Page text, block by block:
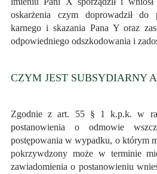
oskarżenia czym doprowadził do
karnego i skazania Pana Y oraz
odpowiedniego odszkodowania i
CZYM JEST SUBSYDIARNY
Zgodnie z art. 55 § 1 k.p.k. w
postanowienia o odmowie
postępowania w wypadku, o którym
pokrzywdzony może w terminie
zawiadomienia o postanowieniu